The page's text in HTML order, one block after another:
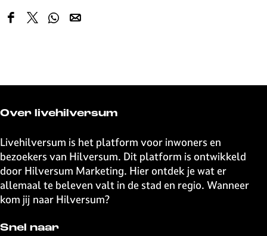
D
z
p
a
g
i
n
o
D
z
p
a
g
i
n
o
D
z
p
a
g
n
o
D
z
p
a
g
i
n
Over livehilversum
Livehilversum is het platform voor inwoners en
bezoekers van Hilversum. Dit platform is ontwikkeld
door Hilversum Marketing. Hier ontdek je wat er
allemaal te beleven valt in de stad en regio. Wanneer
kom jij naar Hilversum?
Snel naar